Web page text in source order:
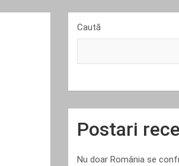
Caută
Postari
Nu doar România se